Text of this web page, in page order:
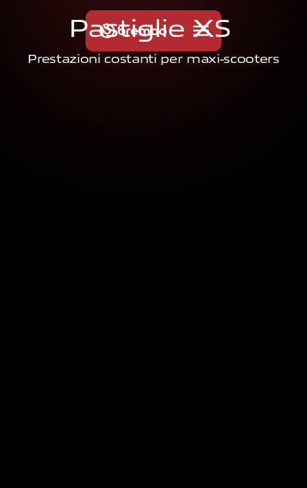
Pastiglie XS
Prestazioni costanti per maxi-scooters